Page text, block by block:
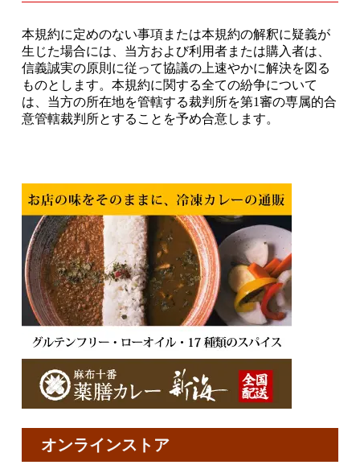
オンラインストア
本規約に定めのない事項または本規約の解釈に疑義が
生じた場合には、当方および利用者または購入者は、
信義誠実の原則に従って協議の上速やかに解決を図る
ものとします。本規約に関する全ての紛争について
は、当方の所在地を管轄する裁判所を第1審の専属的合
意管轄裁判所とすることを予め合意します。